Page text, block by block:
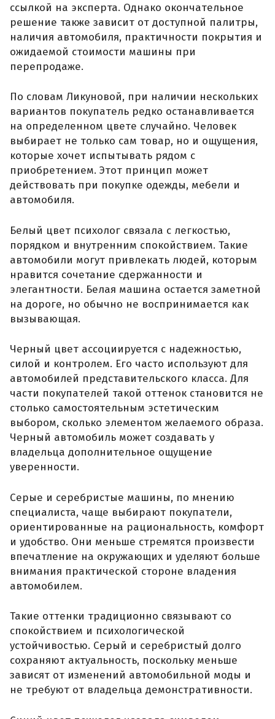
ссылкой на эксперта. Однако окончательное
решение также зависит от доступной палитры,
наличия автомобиля, практичности покрытия и
ожидаемой стоимости машины при
перепродаже.
По словам Ликуновой, при наличии нескольких
вариантов покупатель редко останавливается
на определенном цвете случайно. Человек
выбирает не только сам товар, но и ощущения,
которые хочет испытывать рядом с
приобретением. Этот принцип может
действовать при покупке одежды, мебели и
автомобиля.
Белый цвет психолог связала с легкостью,
порядком и внутренним спокойствием. Такие
автомобили могут привлекать людей, которым
нравится сочетание сдержанности и
элегантности. Белая машина остается заметной
на дороге, но обычно не воспринимается как
вызывающая.
Черный цвет ассоциируется с надежностью,
силой и контролем. Его часто используют для
автомобилей представительского класса. Для
части покупателей такой оттенок становится не
столько самостоятельным эстетическим
выбором, сколько элементом желаемого образа.
Черный автомобиль может создавать у
владельца дополнительное ощущение
уверенности.
Серые и серебристые машины, по мнению
специалиста, чаще выбирают покупатели,
ориентированные на рациональность, комфорт
и удобство. Они меньше стремятся произвести
впечатление на окружающих и уделяют больше
внимания практической стороне владения
автомобилем.
Такие оттенки традиционно связывают со
спокойствием и психологической
устойчивостью. Серый и серебристый долго
сохраняют актуальность, поскольку меньше
зависят от изменений автомобильной моды и
не требуют от владельца демонстративности.